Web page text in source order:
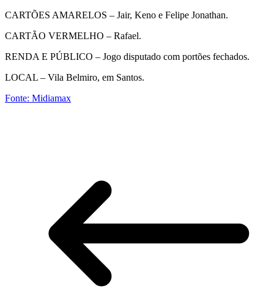
CARTÕES AMARELOS – Jair, Keno e Felipe Jonathan.
CARTÃO VERMELHO – Rafael.
RENDA E PÚBLICO – Jogo disputado com portões fechados.
LOCAL – Vila Belmiro, em Santos.
Fonte: Midiamax